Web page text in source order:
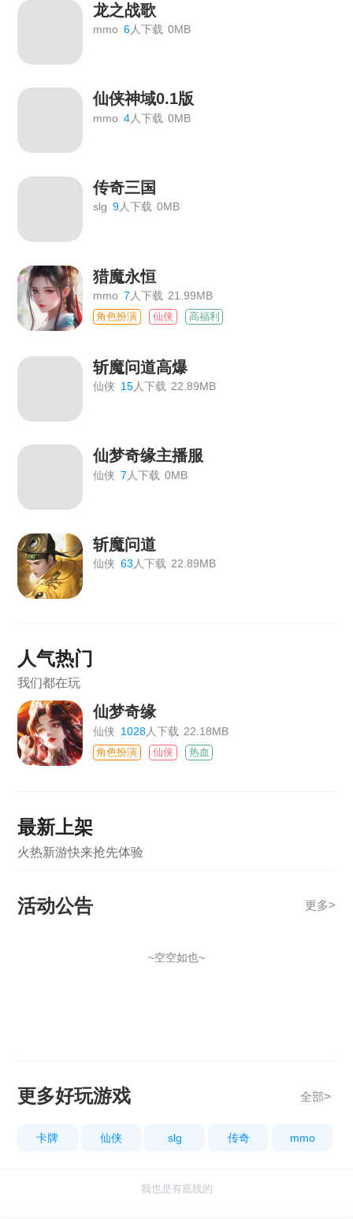
龙之战歌
mmo 6人下载 0MB
仙侠神域0.1版
mmo 4人下载 0MB
传奇三国
slg 9人下载 0MB
猎魔永恒
mmo 7 人下载 21.99MB
角色扮演 仙侠 高福利
斩魔问道高爆
仙侠 15人下载 22.89MB
仙梦奇缘主播服
仙侠 7 人下载 0MB
斩魔问道
仙侠 63人下载 22.89MB
人气热门
我们都在玩
仙梦奇缘
仙侠 1028人下载 22.18MB
角色扮演 仙侠 热血
最新上架
火热新游快来抢先体验
活动公告 更多>
~空空如也~
更多好玩游戏 全部>
卡牌 仙侠 slg 传奇 mmo
我也是有底线的